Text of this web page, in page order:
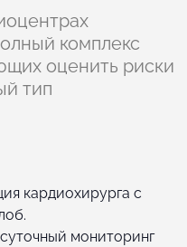
комплекс
оценить риски
тип
кардиохирурга с
мониторинг